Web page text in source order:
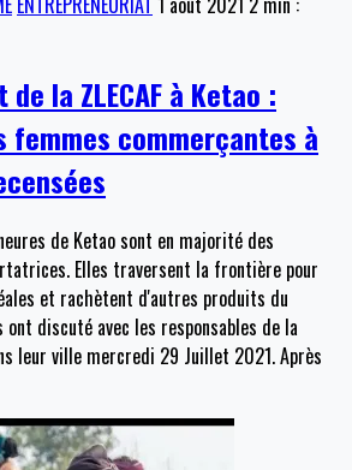
la ZLECAF à Ketao :
commerçantes à
de Ketao sont en majorité des
Elles traversent la frontière pour
et rachètent d'autres produits du
ont discuté avec les responsables de la
leur ville mercredi 29 Juillet 2021. Après